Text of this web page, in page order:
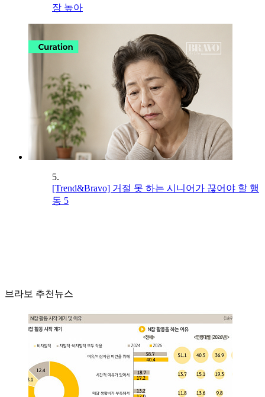
장 높아
5.
[Trend&Bravo] 거절 못 하는 시니어가 끊어야 할 행
동 5
브라보 추천뉴스